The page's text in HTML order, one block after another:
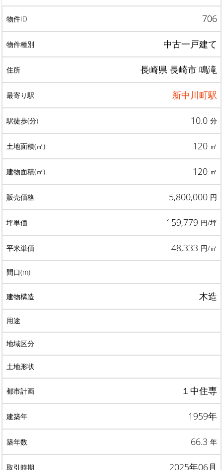
706
中古一戸建て
長崎県 長崎市 鳴滝
新中川町駅
10.0 分
120 ㎡
120 ㎡
5,800,000 円
159,779 円/坪
48,333 円/㎡
木造
１中住専
1959年
66.3 年
2025年06月